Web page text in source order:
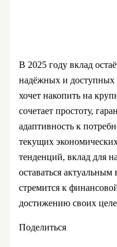
В 2025 году вклад
надёжных и доступных
хочет накопить на
сочетает простоту,
адаптивность к
текущих
тенденций, вклад для
оставаться
стремится к
достижению своих
Поделиться